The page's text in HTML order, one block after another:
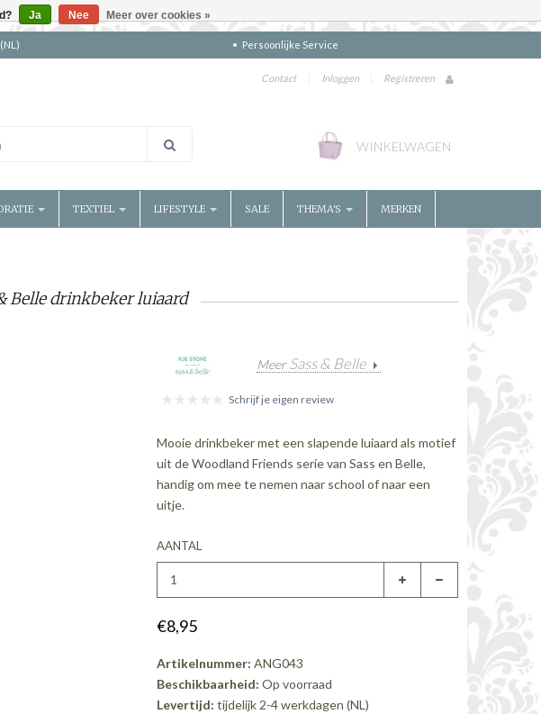
Persoonlijke Service
Contact | Inloggen | Registreren
WINKELWAGEN
TEXTIEL LIFESTYLE SALE THEMA'S MERKEN
Belle drinkbeker luiaard
MeerSass & Belle
Schrijf je eigen review
Mooie drinkbeker met een slapende luiaard als motief
uit de Woodland Friends serie van Sass en Belle,
handig om mee te nemen naar school of naar een
uitje.
AANTAL
€8,95
Artikelnummer: ANG043
Beschikbaarheid: Op voorraad
Levertijd: tijdelijk 2-4 werkdagen (NL)
Ja Nee Meer over cookies »